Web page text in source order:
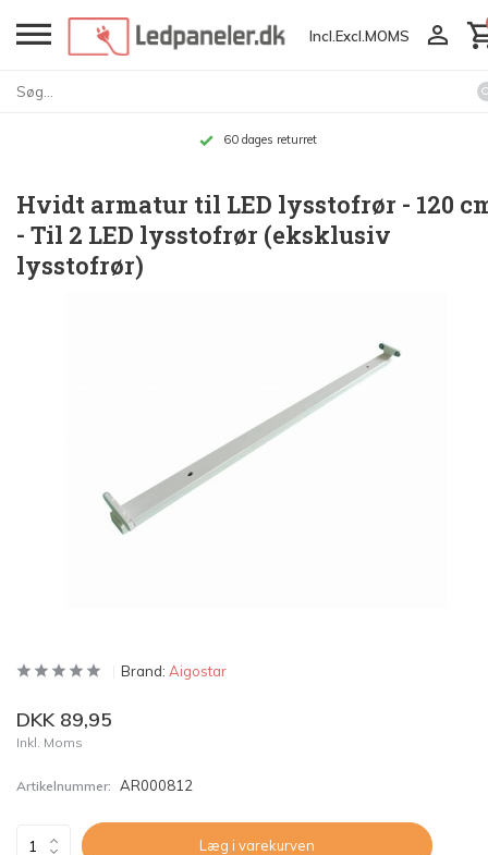
Incl. Excl. MOMS
Op til 10 års garanti
Hvidt armatur til LED lysstofrør - 120
- Til 2 LED lysstofrør (eksklusiv
lysstofrør)
Brand: Aigostar
DKK 89,95
Inkl. Moms
Artikelnummer: AR000812
Læg i varekurven